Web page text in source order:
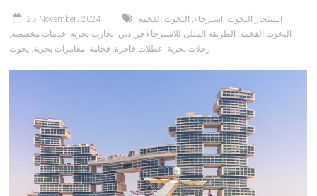
25 November، 2024 استئجار اليخوت, استرخاء, اليخوت الفخمة,
اليخوت الفخمة: الطريقة المثلى للاسترخاء في دبي, تجارب بحرية, خدمات مخصصة,
رحلات بحرية, عطلات فاخرة, فخامة, مغامرات بحرية, يخوت